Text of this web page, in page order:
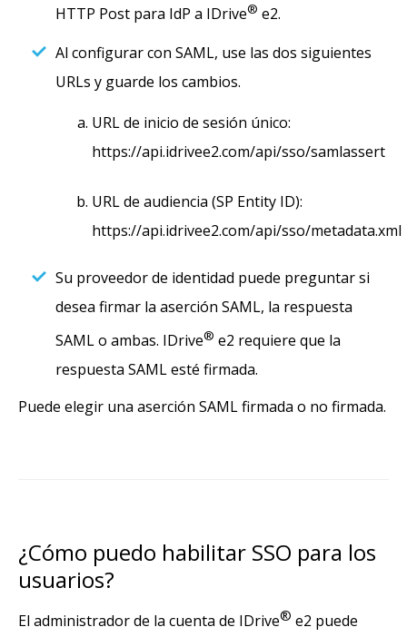
HTTP Post para IdP a IDrive® e2.
Al configurar con SAML, use las dos siguientes
URLs y guarde los cambios.
URL de inicio de sesión único:
https://api.idrivee2.com/api/sso/samlassert
URL de audiencia (SP Entity ID):
https://api.idrivee2.com/api/sso/metadata.xml
Su proveedor de identidad puede preguntar si
desea firmar la aserción SAML, la respuesta
SAML o ambas. IDrive® e2 requiere que la
respuesta SAML esté firmada.
Puede elegir una aserción SAML firmada o no firmada.
¿Cómo puedo habilitar SSO para los
usuarios?
El administrador de la cuenta de IDrive® e2 puede